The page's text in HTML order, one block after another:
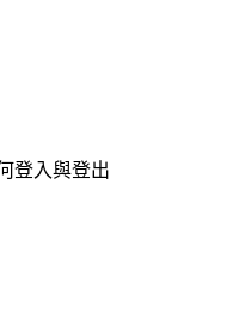
登入與登出